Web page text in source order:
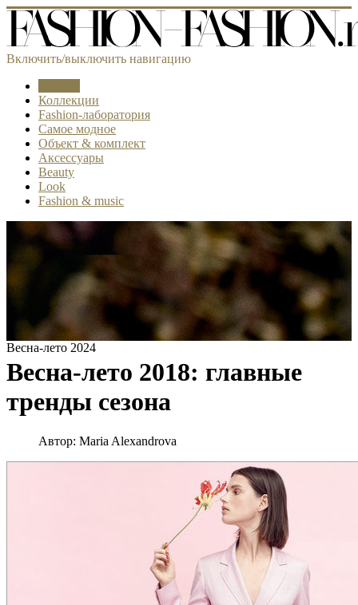
Включить/выключить навигацию
Коллекции
Fashion-лаборатория
Самое модное
Объект & комплект
Аксессуары
Beauty
Look
Fashion & music
Весна-лето 2024
Весна-лето 2018: главные
тренды сезона
Автор: Maria Alexandrova